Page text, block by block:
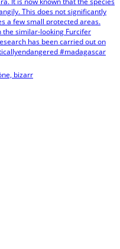
bizarr